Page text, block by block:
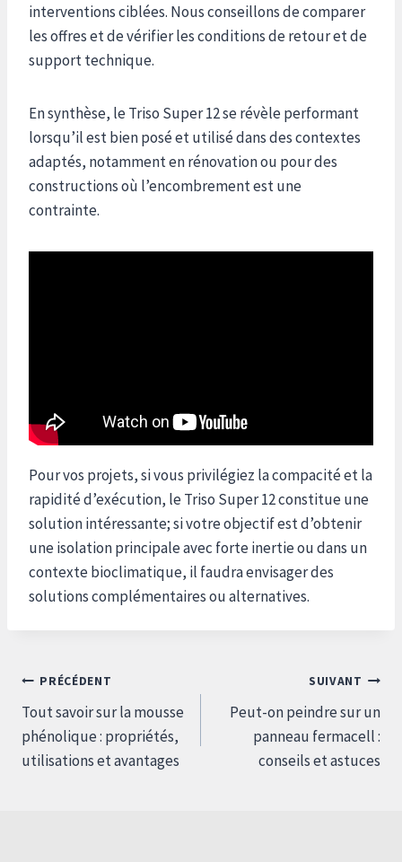
interventions ciblées. Nous conseillons de comparer
les offres et de vérifier les conditions de retour et de
support technique.
En synthèse, le Triso Super 12 se révèle performant
lorsqu’il est bien posé et utilisé dans des contextes
adaptés, notamment en rénovation ou pour des
constructions où l’encombrement est une
contrainte.
Pour vos projets, si vous privilégiez la compacité et la
rapidité d’exécution, le Triso Super 12 constitue une
solution intéressante; si votre objectif est d’obtenir
une isolation principale avec forte inertie ou dans un
contexte bioclimatique, il faudra envisager des
solutions complémentaires ou alternatives.
Navigation
de
l’article
PRÉCÉDENT
Tout savoir sur la mousse
phénolique : propriétés,
utilisations et avantages
SUIVANT
Peut-on peindre sur un
panneau fermacell :
conseils et astuces